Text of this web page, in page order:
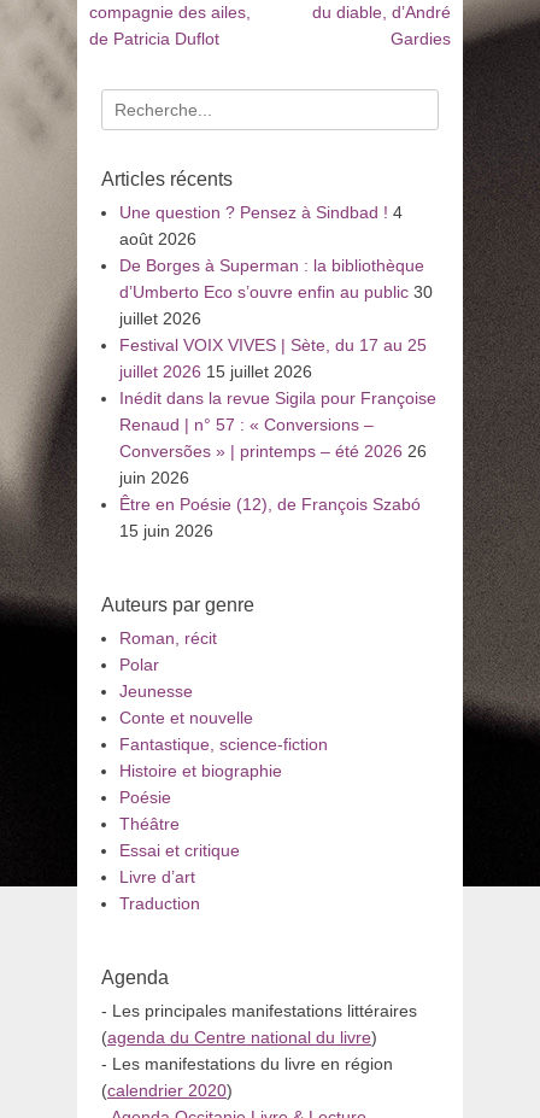
de
l’article
précédent
:
compagnie des ailes,
de Patricia Duflot
suivant
du diable, d’André
Gardies
Recherche
pour
Articles récents
Une question ? Pensez à Sindbad ! 4
août 2026
De Borges à Superman : la bibliothèque
d’Umberto Eco s’ouvre enfin au public 30
juillet 2026
Festival VOIX VIVES | Sète, du 17 au 25
juillet 2026 15 juillet 2026
Inédit dans la revue Sigila pour Françoise
Renaud | n° 57 : « Conversions –
Conversões » | printemps – été 2026 26
juin 2026
Être en Poésie (12), de François Szabó
15 juin 2026
Auteurs par genre
Roman, récit
Polar
Jeunesse
Conte et nouvelle
Fantastique, science-fiction
Histoire et biographie
Poésie
Théâtre
Essai et critique
Livre d’art
Traduction
Agenda
- Les principales manifestations littéraires
(agenda du Centre national du livre)
- Les manifestations du livre en région
(calendrier 2020)